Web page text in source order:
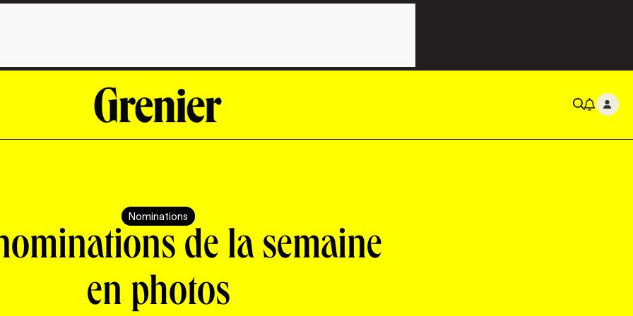
Nominations
de la semaine
en photos